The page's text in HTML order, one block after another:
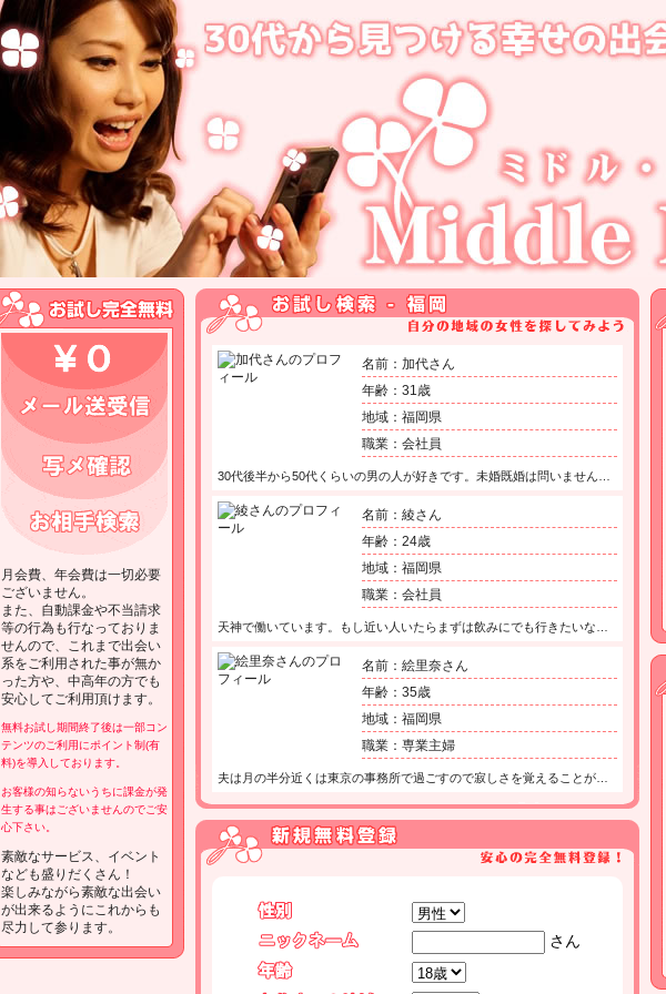
名前：加代さん
年齢：31歳
地域：福岡県
職業：会社員
30代後半から50代くらいの男の人が好きです。未婚既婚は問いません…
名前：綾さん
年齢：24歳
地域：福岡県
職業：会社員
天神で働いています。もし近い人いたらまずは飲みにでも行きたいな…
名前：絵里奈さん
年齢：35歳
地域：福岡県
職業：専業主婦
夫は月の半分近くは東京の事務所で過ごすので寂しさを覚えることが…
月会費、年会費は一切必要
ございません。
また、自動課金や不当請求
等の行為も行なっておりま
せんので、これまで出会い
系をご利用された事が無か
った方や、中高年の方でも
安心してご利用頂けます。
無料お試し期間終了後は一部コン
テンツのご利用にポイント制(有
料)を導入しております。
お客様の知らないうちに課金が発
生する事はございませんのでご安
心下さい。
素敵なサービス、イベント
なども盛りだくさん！
楽しみながら素敵な出会い
が出来るようにこれからも
尽力して参ります。